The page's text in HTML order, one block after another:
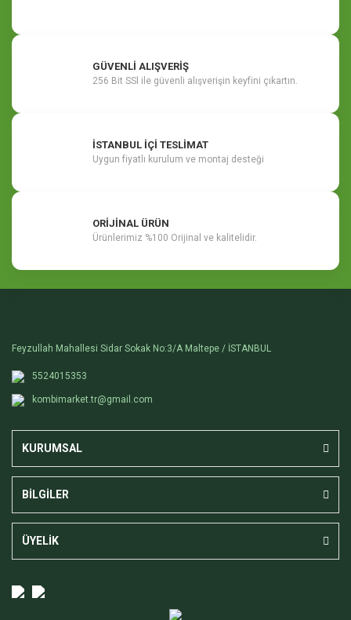
GÜVENLİ ALIŞVERİŞ
256 Bit SSl ile güvenli alışverişin keyfini çıkartın.
İSTANBUL İÇİ TESLİMAT
Uygun fiyatlı kurulum ve montaj desteği
ORİJİNAL ÜRÜN
Ürünlerimiz %100 Orijinal ve kalitelidir.
Feyzullah Mahallesi Sidar Sokak No:3/A Maltepe / İSTANBUL
5524015353
kombimarket.tr@gmail.com
KURUMSAL
BİLGİLER
ÜYELİK